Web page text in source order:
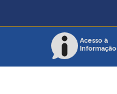
Acesso à
Informação